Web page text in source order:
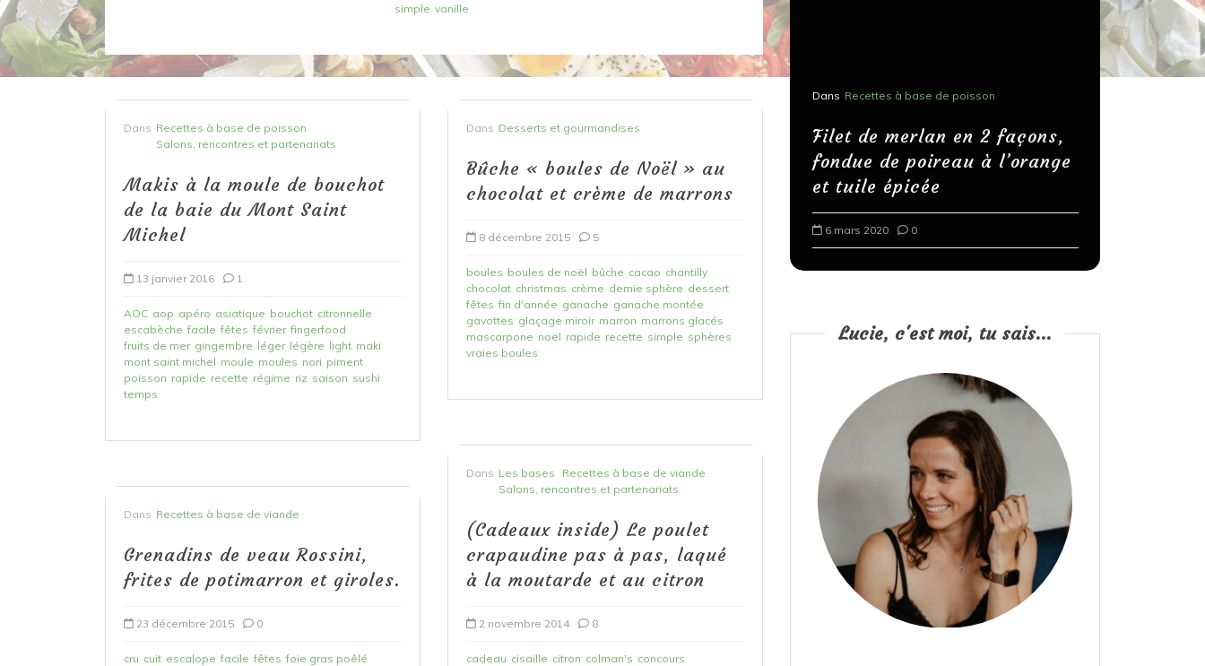
simple vanille
Dans Recettes à base de poisson
Salons, rencontres et partenariats
Makis à la moule de bouchot
de la baie du Mont Saint
Michel
13 janvier 2016 1
AOC aop apéro asiatique bouchot citronnelle
escabèche facile fêtes février fingerfood
fruits de mer gingembre léger légère light maki
mont saint michel moule moules nori piment
poisson rapide recette régime riz saison sushi
temps
Dans Recettes à base de viande
Grenadins de veau Rossini,
frites de potimarron et giroles.
23 décembre 2015 0
cru cuit escalope facile fêtes foie gras poêlé
Dans Desserts et gourmandises
Bûche « boules de Noël » au
chocolat et crème de marrons
8 décembre 2015 5
boules boules de noël bûche cacao chantilly
chocolat christmas crème demie sphère dessert
fêtes fin d'année ganache ganache montée
gavottes glaçage miroir marron marrons glacés
mascarpone noël rapide recette simple sphères
vraies boules
Dans Les bases
Recettes à base de viande
Salons, rencontres et partenariats
(Cadeaux inside) Le poulet
crapaudine pas à pas, laqué
à la moutarde et au citron
2 novembre 2014 8
cadeau cisaille citron colman's concours
Filet de merlan en 2 façons,
et tuile épicée
Dans Recettes végétariennes
Salons, rencontres et partenariats
Spaghettis aux légumes rôtis
au balsamique
18 mars 2020
Dans Recettes à base de poisson
Filet de merlan en 2 façons,
fondue de poireau à l’orange
et tuile épicée
6 mars 2020 0
Lucie, c'est moi, tu sais...